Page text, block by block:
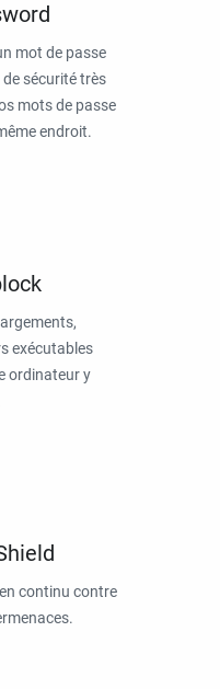
mot de passe
sécurité très
mots de passe
endroit.
exécutables
ordinateur y
continu contre